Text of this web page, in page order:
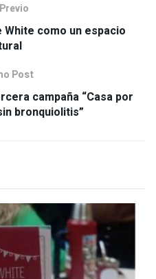
White como un espacio
Post
campaña “Casa por
bronquiolitis”